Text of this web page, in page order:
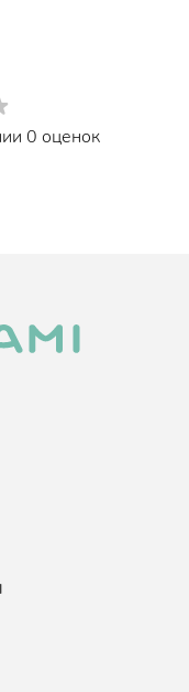
потерю
не провоцирует
сокращает
заживление ран и
легким
0 оценок